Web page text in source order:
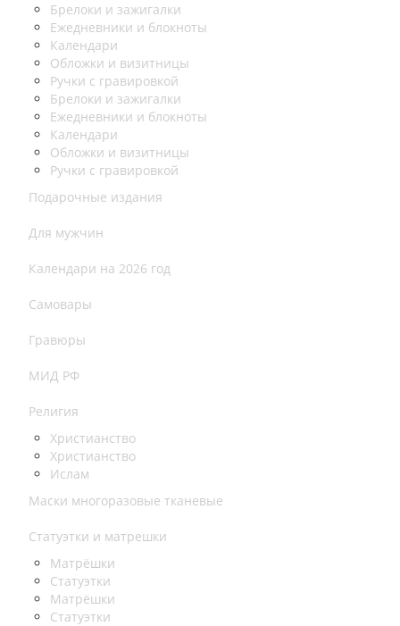
Брелоки и зажигалки
Ежедневники и блокноты
Календари
Обложки и визитницы
Ручки с гравировкой
Брелоки и зажигалки
Ежедневники и блокноты
Календари
Обложки и визитницы
Ручки с гравировкой
Подарочные издания
Для мужчин
Календари на 2026 год
Самовары
Гравюры
МИД РФ
Религия
Христианство
Христианство
Ислам
Маски многоразовые тканевые
Статуэтки и матрешки
Матрёшки
Статуэтки
Матрёшки
Статуэтки